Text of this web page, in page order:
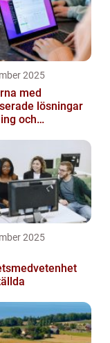
2025
med
lösningar
och
2025